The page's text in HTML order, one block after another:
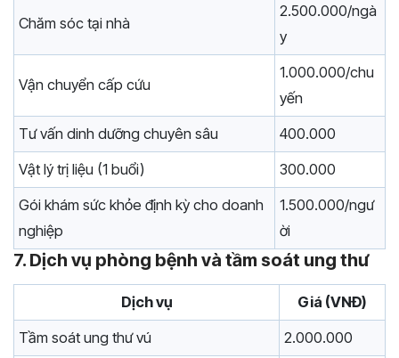
Chăm sóc tại nhà
2.500.000/ngà
y
Vận chuyển cấp cứu
1.000.000/chu
yến
Tư vấn dinh dưỡng chuyên sâu
400.000
Vật lý trị liệu (1 buổi)
300.000
Gói khám sức khỏe định kỳ cho doanh
nghiệp
1.500.000/ngư
ời
7. Dịch vụ phòng bệnh và tầm soát ung thư
Dịch vụ
Giá (VNĐ)
Tầm soát ung thư vú
2.000.000